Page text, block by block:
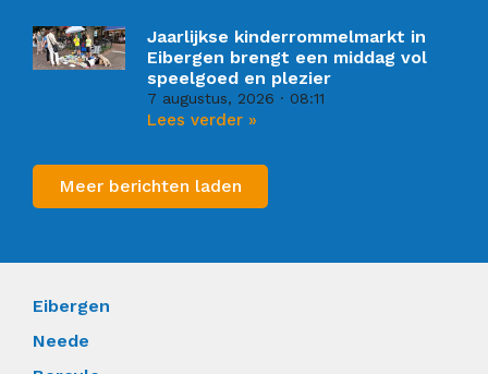
Jaarlijkse kinderrommelmarkt in
Eibergen brengt een middag vol
speelgoed en plezier
7 augustus, 2026 08:11
Lees verder »
Meer berichten laden
Eibergen
Neede